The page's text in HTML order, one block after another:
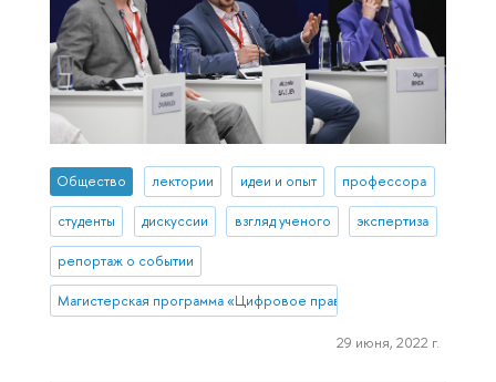
Общество лектории идеи и опыт профессора
студенты дискуссии взгляд ученого экспертиза
репортаж о событии
Магистерская программа «Цифровое право»
29 июня, 2022 г.